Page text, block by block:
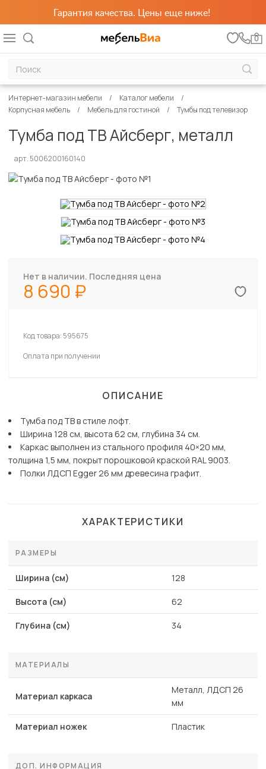
Гарантия качества. Цены еще ниже!
0
Интернет-магазин мебели
Каталог мебели
Корпусная мебель
Мебель для гостиной Тумбы под телевизор
Тумба под ТВ Айсберг, металл
арт. 5006200160140
Нет в наличии. Последняя цена
8 690
Код товара: 595675
Оплата при получении
ОПИСАНИЕ
Тумба под ТВ в стиле лофт.
Ширина 128 см, высота 62 см, глубина 34 см.
Каркас выполнен из стального профиля 40×20 мм,
толщина 1,5 мм, покрыт порошковой краской RAL 9003.
Полки ЛДСП Egger 26 мм древесина графит.
ХАРАКТЕРИСТИКИ
РАЗМЕРЫ
Ширина (см) 128
Высота (см) 62
Глубина (см) 34
МАТЕРИАЛЫ
Материал каркаса
Металл, ЛДСП 26
мм
Материал ножек Пластик
ДОП. ИНФОРМАЦИЯ